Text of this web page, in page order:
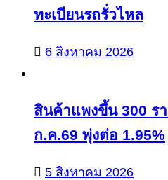
ทะเบียนรถรั่วไหล
6 สิงหาคม 2026
สินค้าแพงขึ้น 300 ร
ก.ค.69 พุ่งต่อ 1.95%
5 สิงหาคม 2026